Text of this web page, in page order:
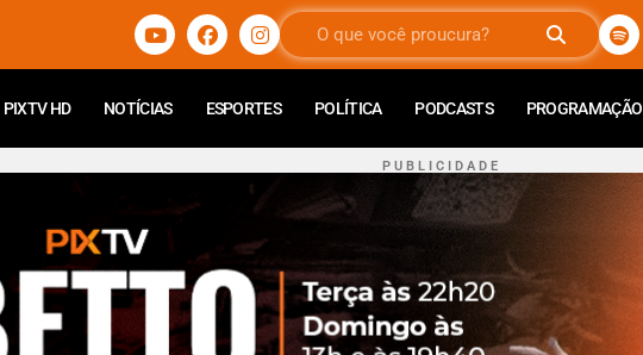
PIXTV HD NOTÍCIAS ESPORTES POLÍTICA PODCASTS PROGRAMAÇÃO
P U B L I C I D A D E